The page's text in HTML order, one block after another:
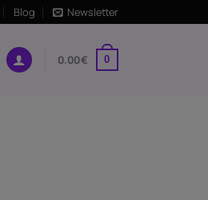
Blog Newsletter
0.00€ 0